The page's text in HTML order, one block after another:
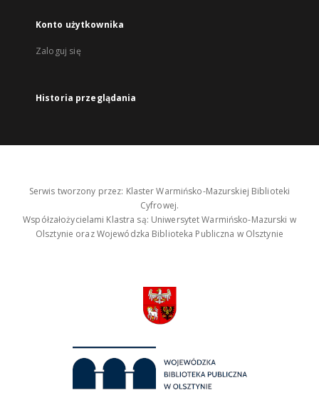
Konto użytkownika
Zaloguj się
Historia przeglądania
Serwis tworzony przez: Klaster Warmińsko-Mazurskiej Biblioteki
Cyfrowej.
Współzałożycielami Klastra są: Uniwersytet Warmińsko-Mazurski w
Olsztynie oraz Wojewódzka Biblioteka Publiczna w Olsztynie